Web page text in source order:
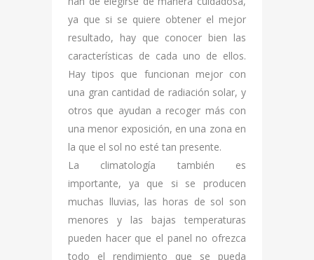
ya que si se quiere obtener el mejor
resultado, hay que conocer bien las
características de cada uno de ellos.
Hay tipos que funcionan mejor con
una gran cantidad de radiación solar, y
otros que ayudan a recoger más con
una menor exposición, en una zona en
la que el sol no esté tan presente.
La climatología también es
importante, ya que si se producen
muchas lluvias, las horas de sol son
menores y las bajas temperaturas
pueden hacer que el panel no ofrezca
todo el rendimiento que se pueda